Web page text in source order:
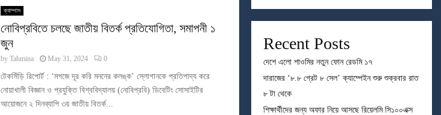
ক্যাম্পাস
নোবিপ্রবিতে চলছে জাতীয় বিতর্ক প্রতিযোগিতা, সমাপনী ১
জুন
by Tahmina May 31, 2024 0
টেকসিঁড়ি রিপোর্ট : ‘মগজে দূর করি মননের কলঙ্ক’ স্লোগানকে প্রতিপাদ্য করে
নোয়াখালী বিজ্ঞান ও প্রযুক্তি বিশ্ববিদ্যালয় (নোবিপ্রবি) ডিবেটিং সোসাইটির
আয়োজনে ২ দিনব্যাপি ৩য় জাতীয় বিতর্ক...
Recent Posts
দেশে এলো শাওমির নতুন ফোন রেডমি ১৭
দারাজের ‘৮.৮ গ্রেট ৮ সেল’ ক্যাম্পেইন শুরু শুক্রবার রাত
৮ টা থেকে
শিক্ষার্থীদের জন্য অফার নিয়ে আসছে রিয়েলমি সি১০০এক্স